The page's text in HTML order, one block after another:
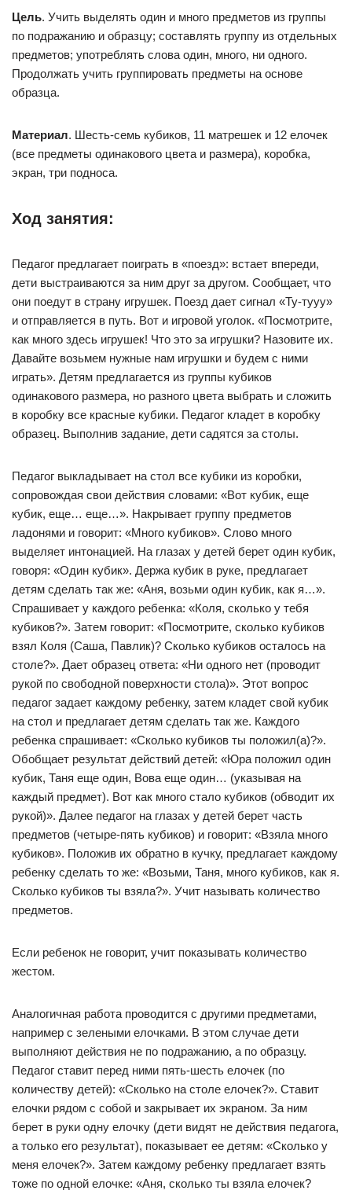
Цель. Учить выделять один и много предметов из группы
по подражанию и образцу; составлять группу из отдельных
предметов; употреблять слова один, много, ни одного.
Продолжать учить группировать предметы на основе
образца.
Материал. Шесть-семь кубиков, 11 матрешек и 12 елочек
(все предметы одинакового цвета и размера), коробка,
экран, три подноса.
Ход занятия:
Педагог предлагает поиграть в «поезд»: встает впереди,
дети выстраиваются за ним друг за другом. Сообщает, что
они поедут в страну игрушек. Поезд дает сигнал «Ту-тууу»
и отправляется в путь. Вот и игровой уголок. «Посмотрите,
как много здесь игрушек! Что это за игрушки? Назовите их.
Давайте возьмем нужные нам игрушки и будем с ними
играть». Детям предлагается из группы кубиков
одинакового размера, но разного цвета выбрать и сложить
в коробку все красные кубики. Педагог кладет в коробку
образец. Выполнив задание, дети садятся за столы.
Педагог выкладывает на стол все кубики из коробки,
сопровождая свои действия словами: «Вот кубик, еще
кубик, еще… еще…». Накрывает группу предметов
ладонями и говорит: «Много кубиков». Слово много
выделяет интонацией. На глазах у детей берет один кубик,
говоря: «Один кубик». Держа кубик в руке, предлагает
детям сделать так же: «Аня, возьми один кубик, как я…».
Спрашивает у каждого ребенка: «Коля, сколько у тебя
кубиков?». Затем говорит: «Посмотрите, сколько кубиков
взял Коля (Саша, Павлик)? Сколько кубиков осталось на
столе?». Дает образец ответа: «Ни одного нет (проводит
рукой по свободной поверхности стола)». Этот вопрос
педагог задает каждому ребенку, затем кладет свой кубик
на стол и предлагает детям сделать так же. Каждого
ребенка спрашивает: «Сколько кубиков ты положил(а)?».
Обобщает результат действий детей: «Юра положил один
кубик, Таня еще один, Вова еще один… (указывая на
каждый предмет). Вот как много стало кубиков (обводит их
рукой)». Далее педагог на глазах у детей берет часть
предметов (четыре-пять кубиков) и говорит: «Взяла много
кубиков». Положив их обратно в кучку, предлагает каждому
ребенку сделать то же: «Возьми, Таня, много кубиков, как я.
Сколько кубиков ты взяла?». Учит называть количество
предметов.
Если ребенок не говорит, учит показывать количество
жестом.
Аналогичная работа проводится с другими предметами,
например с зелеными елочками. В этом случае дети
выполняют действия не по подражанию, а по образцу.
Педагог ставит перед ними пять-шесть елочек (по
количеству детей): «Сколько на столе елочек?». Ставит
елочки рядом с собой и закрывает их экраном. За ним
берет в руки одну елочку (дети видят не действия педагога,
а только его результат), показывает ее детям: «Сколько у
меня елочек?». Затем каждому ребенку предлагает взять
тоже по одной елочке: «Аня, сколько ты взяла елочек?